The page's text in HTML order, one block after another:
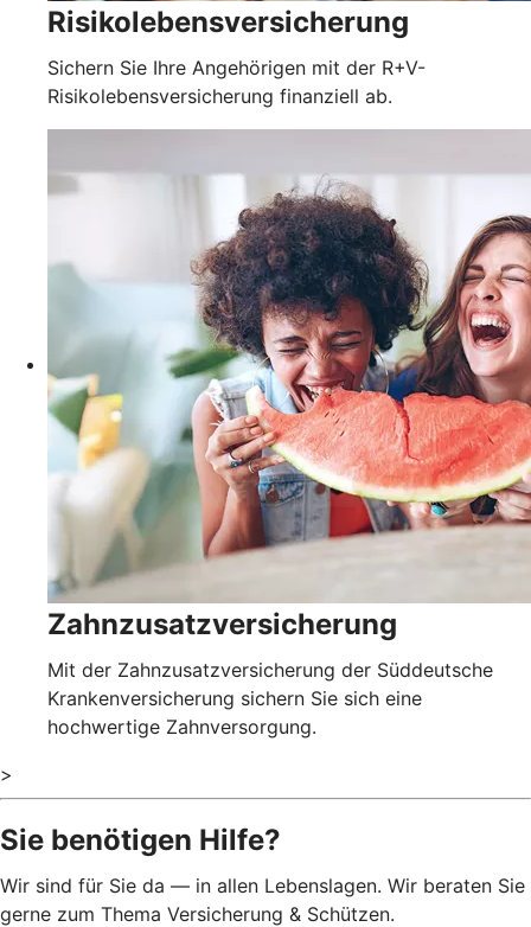
Risikolebensversicherung
Sichern Sie Ihre Angehörigen mit der R+V-
Risikolebensversicherung finanziell ab.
Zahnzusatzversicherung
Mit der Zahnzusatzversicherung der Süddeutsche
Krankenversicherung sichern Sie sich eine
hochwertige Zahnversorgung.
>
Sie benötigen Hilfe?
Wir sind für Sie da — in allen Lebenslagen. Wir beraten Sie
gerne zum Thema Versicherung & Schützen.